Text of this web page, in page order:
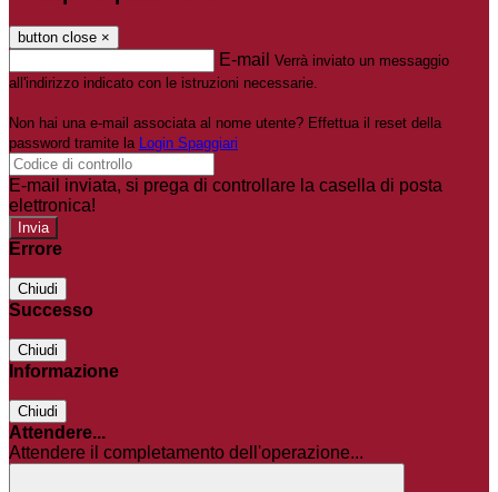
button close ×
E-mail Verrà inviato un messaggio
all'indirizzo indicato con le istruzioni necessarie.
Non hai una e-mail associata al nome utente? Effettua il reset della
password tramite la Login Spaggiari
E-mail inviata, si prega di controllare la casella di posta
elettronica!
Errore
Chiudi
Successo
Chiudi
Informazione
Chiudi
Attendere...
Attendere il completamento dell'operazione...